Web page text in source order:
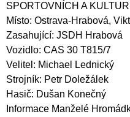
SPORTOVNÍCH A
Místo: Ostrava-Hrabová,
Zasahující: JSDH Hrabová
Vozidlo: CAS 30 T815/7
Velitel: Michael Lednický
Strojník: Petr Doležálek
Hasič: Dušan Konečný
Informace Manželé